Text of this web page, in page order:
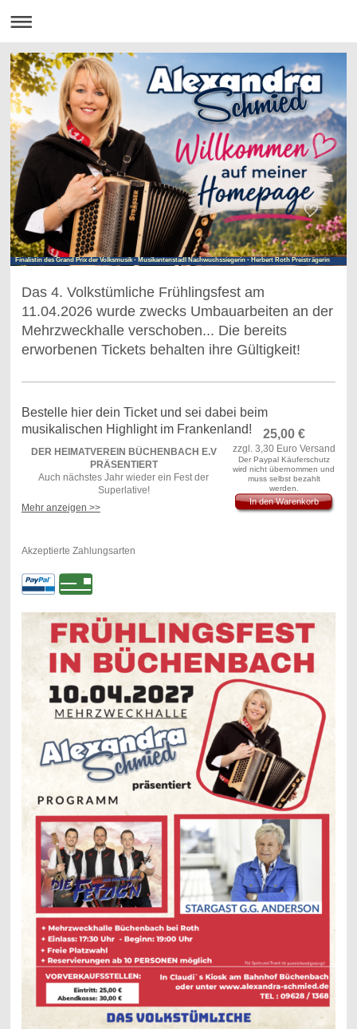
Finalistin des Grand Prix der Volksmusik - Musikantenstadl Nachwuchssiegerin - Herbert Roth Preisträgerin
Das 4. Volkstümliche Frühlingsfest am
11.04.2026 wurde zwecks Umbauarbeiten an der
Mehrzweckhalle verschoben... Die bereits
erworbenen Tickets behalten ihre Gültigkeit!
Bestelle hier dein Ticket und sei dabei beim
musikalischen Highlight im Frankenland!
25,00€
zzgl. 3,30 Euro Versand
Der Paypal Käuferschutz
wird nicht übernommen und
muss selbst bezahlt
werden.
In den Warenkorb
DER HEIMATVEREIN BÜCHENBACH E.V
PRÄSENTIERT
Auch nächstes Jahr wieder ein Fest der
Superlative!
11.04.2026
STARGAST G.G. ANDERSON - Tiroler
Freie Platzwahl - Reservierung ab 10
Einlass: 17:30 Uhr - Beginn: 19:00 Uhr
!Das volkstümliche Highlight im Frankenland!
TICKETS VOM UMTAUSCH
AUSGESCHLOSSEN!
Mehr anzeigen >>
Akzeptierte Zahlungsarten